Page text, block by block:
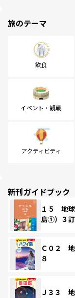
旅のテーマ
飲食
イベント・観戦
アクティビティ
新刊ガイドブック
１５ 地
島①）３
Ｃ０２
８
Ｊ３３